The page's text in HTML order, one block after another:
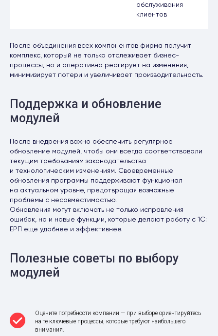
обслуживания
клиентов
После объединения всех компонентов фирма получит
комплекс, который не только отслеживает бизнес-
процессы, но и оперативно реагирует на изменения,
минимизирует потери и увеличивает производительность.
Поддержка и обновление
модулей
После внедрения важно обеспечить регулярное
обновление модулей, чтобы они всегда соответствовали
текущим требованиям законодательства
и технологическим изменениям. Своевременные
обновления программы поддерживают функционал
на актуальном уровне, предотвращая возможные
проблемы с несовместимостью.
Обновления могут включать не только исправления
ошибок, но и новые функции, которые делают работу с 1С:
ЕРП еще удобнее и эффективнее.
Полезные советы по выбору
модулей
Оцените потребности компании — при выборе ориентируйтесь
на те ключевые процессы, которые требуют наибольшего
внимания.